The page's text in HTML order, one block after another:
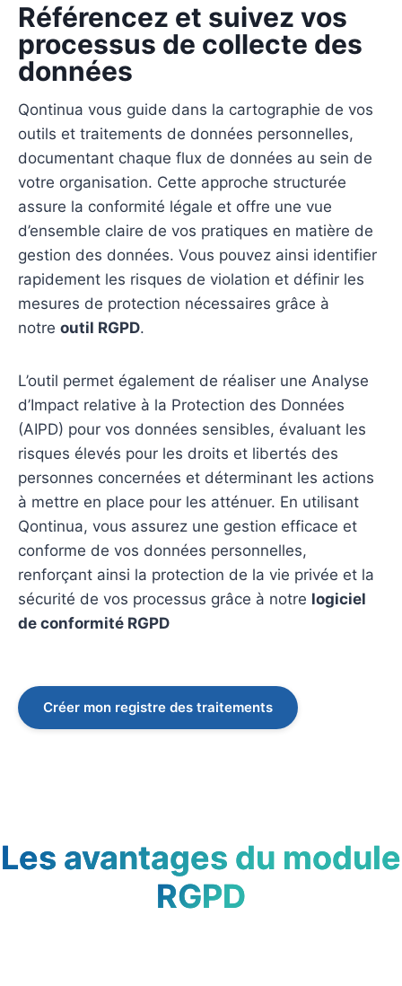
Référencez et suivez vos
processus de collecte des
données
Qontinua vous guide dans la cartographie de vos
outils et traitements de données personnelles,
documentant chaque flux de données au sein de
votre organisation. Cette approche structurée
assure la conformité légale et offre une vue
d’ensemble claire de vos pratiques en matière de
gestion des données. Vous pouvez ainsi identifier
rapidement les risques de violation et définir les
mesures de protection nécessaires grâce à
notre outil RGPD.
L’outil permet également de réaliser une Analyse
d’Impact relative à la Protection des Données
(AIPD) pour vos données sensibles, évaluant les
risques élevés pour les droits et libertés des
personnes concernées et déterminant les actions
à mettre en place pour les atténuer. En utilisant
Qontinua, vous assurez une gestion efficace et
conforme de vos données personnelles,
renforçant ainsi la protection de la vie privée et la
sécurité de vos processus grâce à notre logiciel
de conformité RGPD
Créer mon registre des traitements
Les avantages du module
RGPD